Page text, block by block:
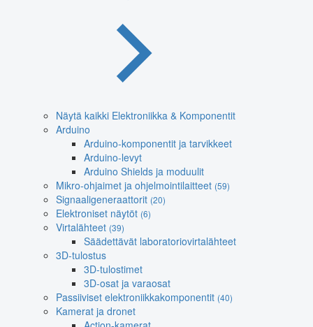
Näytä kaikki Elektroniikka & Komponentit
Arduino
Arduino-komponentit ja tarvikkeet
Arduino-levyt
Arduino Shields ja moduulit
Mikro-ohjaimet ja ohjelmointilaitteet (59)
Signaaligeneraattorit (20)
Elektroniset näytöt (6)
Virtalähteet (39)
Säädettävät laboratoriovirtalähteet
3D-tulostus
3D-tulostimet
3D-osat ja varaosat
Passiiviset elektroniikkakomponentit (40)
Kamerat ja dronet